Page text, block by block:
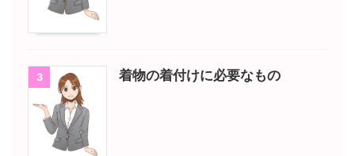
3 着物の着付けに必要なもの